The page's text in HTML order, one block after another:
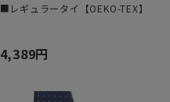
■レギュラータイ【OEKO-TEX】
4,389円